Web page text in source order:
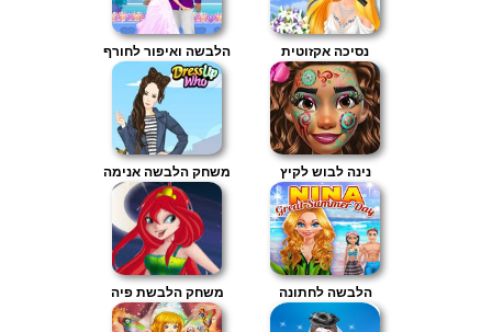
נסיכה אקזוטית הלבשה ואיפור לחורף
נינה לבוש לקיץ משחק הלבשה אנימה
הלבשה לחתונה משחק הלבשת פיה